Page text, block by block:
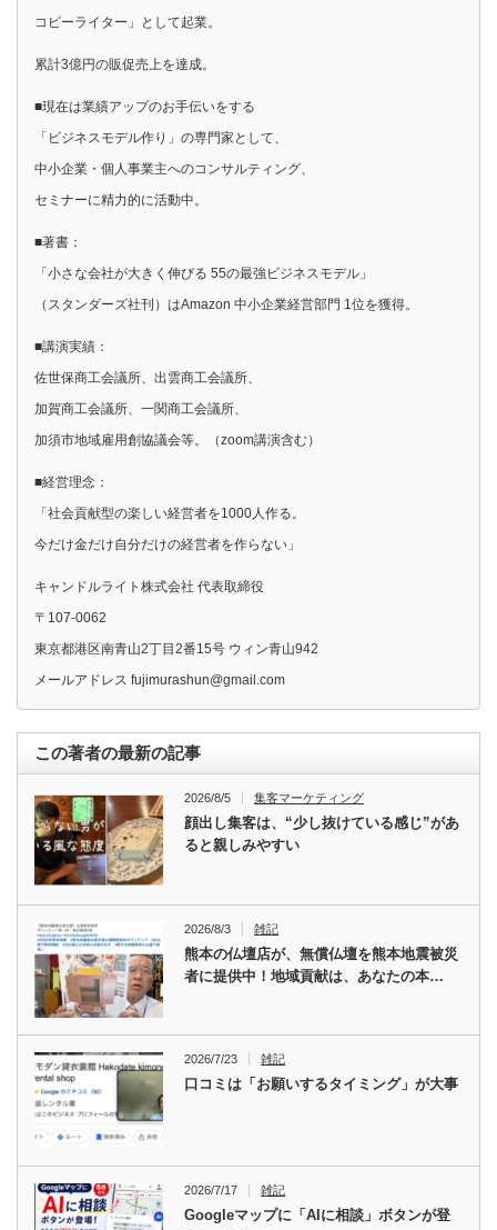
コピーライター」として起業。
累計3億円の販促売上を達成。
■現在は業績アップのお手伝いをする
「ビジネスモデル作り」の専門家として、
中小企業・個人事業主へのコンサルティング、
セミナーに精力的に活動中。
■著書：
「小さな会社が大きく伸びる 55の最強ビジネスモデル」
（スタンダーズ社刊）はAmazon 中小企業経営部門 1位を獲得。
■講演実績：
佐世保商工会議所、出雲商工会議所、
加賀商工会議所、一関商工会議所、
加須市地域雇用創協議会等。（zoom講演含む）
■経営理念：
「社会貢献型の楽しい経営者を1000人作る。
今だけ金だけ自分だけの経営者を作らない」
キャンドルライト株式会社 代表取締役
〒107-0062
東京都港区南青山2丁目2番15号 ウィン青山942
メールアドレス fujimurashun@gmail.com
この著者の最新の記事
2026/8/5 集客マーケティング
顔出し集客は、“少し抜けている感じ”があ
ると親しみやすい
2026/8/3 雑記
熊本の仏壇店が、無償仏壇を熊本地震被災
者に提供中！地域貢献は、あなたの本…
2026/7/23 雑記
口コミは「お願いするタイミング」が大事
2026/7/17 雑記
Googleマップに「AIに相談」ボタンが登